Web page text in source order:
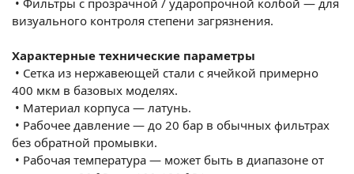
визуального контроля степени загрязнения.
Характерные технические параметры
• Сетка из нержавеющей стали с ячейкой примерно
400 мкм в базовых моделях.
• Материал корпуса — латунь.
• Рабочее давление — до 20 бар в обычных фильтрах
без обратной промывки.
• Рабочая температура — может быть в диапазоне от